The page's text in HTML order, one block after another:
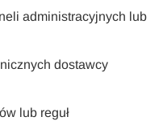
administracyjnych lub
dostawcy
lub reguł